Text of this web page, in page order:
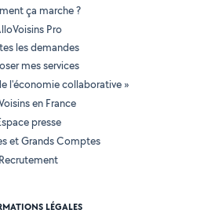
ça marche ?
Pro
les demandes
mes services
l'économie collaborative »
en France
presse
et Grands Comptes
Recrutement
LÉGALES